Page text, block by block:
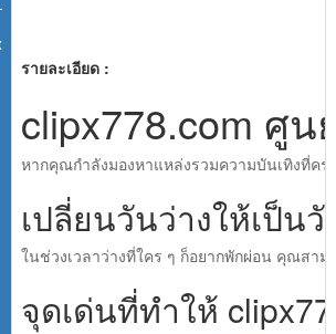
รายละเอียด :
clipx778.com ศู
หากคุณกำลังมองหาแหล่งรวมความบันเทิงที่ค
เปลี่ยนวันว่างให้เป็
ในช่วงเวลาว่างที่ใคร ๆ ก็อยากพักผ่อน คุณสาม
จุดเด่นที่ทำให้